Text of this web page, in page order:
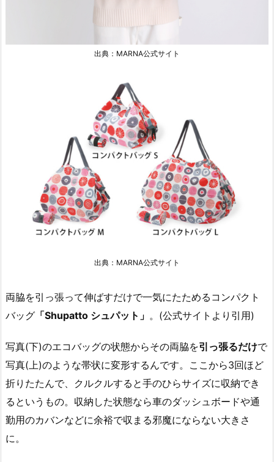
出典：MARNA公式サイト
出典：MARNA公式サイト
両脇を引っ張って伸ばすだけで一気にたためるコンパクト
バッグ 「Shupatto シュパット」 。(公式サイトより引用)
写真(下)のエコバッグの状態からその両脇を引っ張るだけで
写真(上)のような帯状に変形するんです。ここから3回ほど
折りたたんで、クルクルすると手のひらサイズに収納でき
るというもの。収納した状態なら車のダッシュボードや通
勤用のカバンなどに余裕で収まる邪魔にならない大きさ
に。